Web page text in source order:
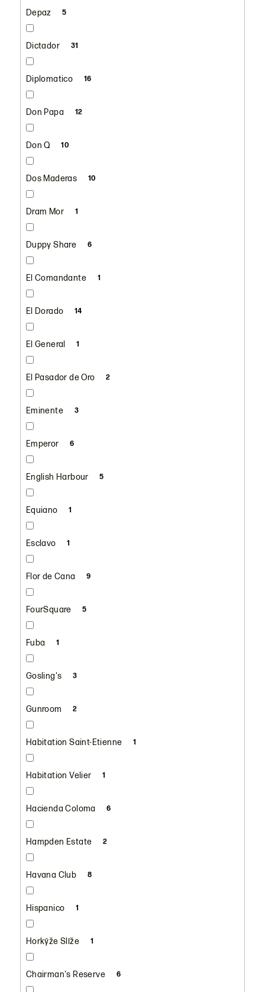
Depaz 5
Dictador 31
Diplomatico 16
Don Papa 12
Don Q 10
Dos Maderas 10
Dram Mor 1
Duppy Share 6
El Comandante 1
El Dorado 14
El General 1
El Pasador de Oro 2
Eminente 3
Emperor 6
English Harbour 5
Equiano 1
Esclavo 1
Flor de Cana 9
FourSquare 5
Fuba 1
Gosling's 3
Gunroom 2
Habitation Saint-Etienne 1
Habitation Velier 1
Hacienda Coloma 6
Hampden Estate 2
Havana Club 8
Hispanico 1
Horkýže Slíže 1
Chairman's Reserve 6